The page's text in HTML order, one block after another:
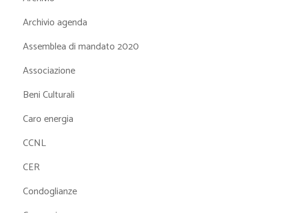
Archivio agenda
Assemblea di mandato 2020
Associazione
Beni Culturali
Caro energia
CCNL
CER
Condoglianze